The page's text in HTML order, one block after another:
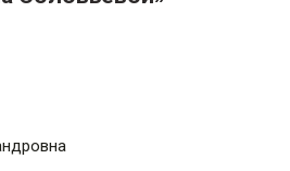
Метода Гоча